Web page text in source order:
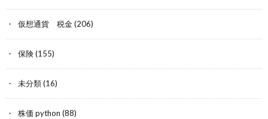
仮想通貨 税金(206)
保険(155)
未分類(16)
株価 python (88)